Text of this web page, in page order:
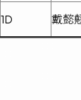
1D 戴懿